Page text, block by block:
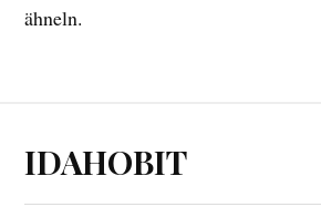
ähneln.
IDAHOBIT